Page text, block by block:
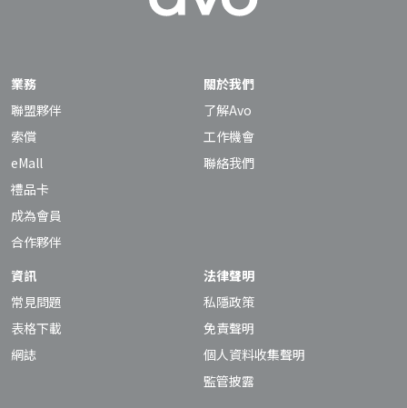
業務
聯盟夥伴
索償
eMall
禮品卡
成為會員
合作夥伴
關於我們
了解Avo
工作機會
聯絡我們
資訊
常見問題
表格下載
網誌
法律聲明
私隱政策
免責聲明
個人資料收集聲明
監管披露